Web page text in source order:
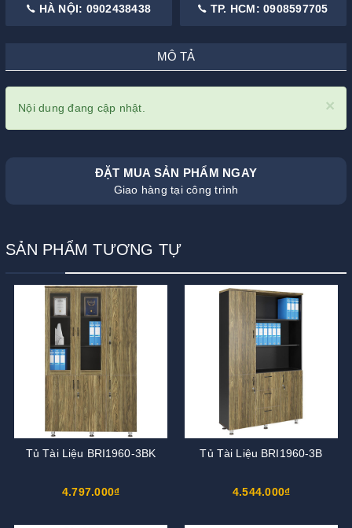
HÀ NỘI: 0902438438 TP. HCM: 0908597705
MÔ TẢ
×
Nội dung đang cập nhật.
ĐẶT MUA SẢN PHẨM NGAY
Giao hàng tại công trình
SẢN PHẨM TƯƠNG TỰ
Tủ Tài Liệu BRI1960-3BK
4.797.000₫
Tủ Tài Liệu BRI1960-3B
4.544.000₫